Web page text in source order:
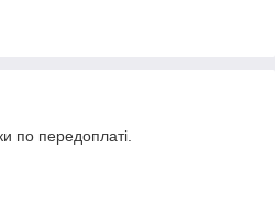
по передоплаті.